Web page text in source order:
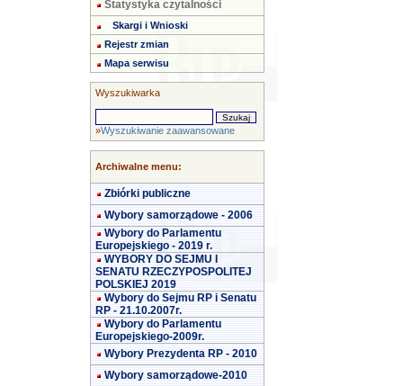
Statystyka czytalności
Skargi i Wnioski
Rejestr zmian
Mapa serwisu
Wyszukiwarka
»Wyszukiwanie zaawansowane
Archiwalne menu:
Zbiórki publiczne
Wybory samorządowe - 2006
Wybory do Parlamentu
Europejskiego - 2019 r.
WYBORY DO SEJMU I
SENATU RZECZYPOSPOLITEJ
POLSKIEJ 2019
Wybory do Sejmu RP i Senatu
RP - 21.10.2007r.
Wybory do Parlamentu
Europejskiego-2009r.
Wybory Prezydenta RP - 2010
Wybory samorządowe-2010